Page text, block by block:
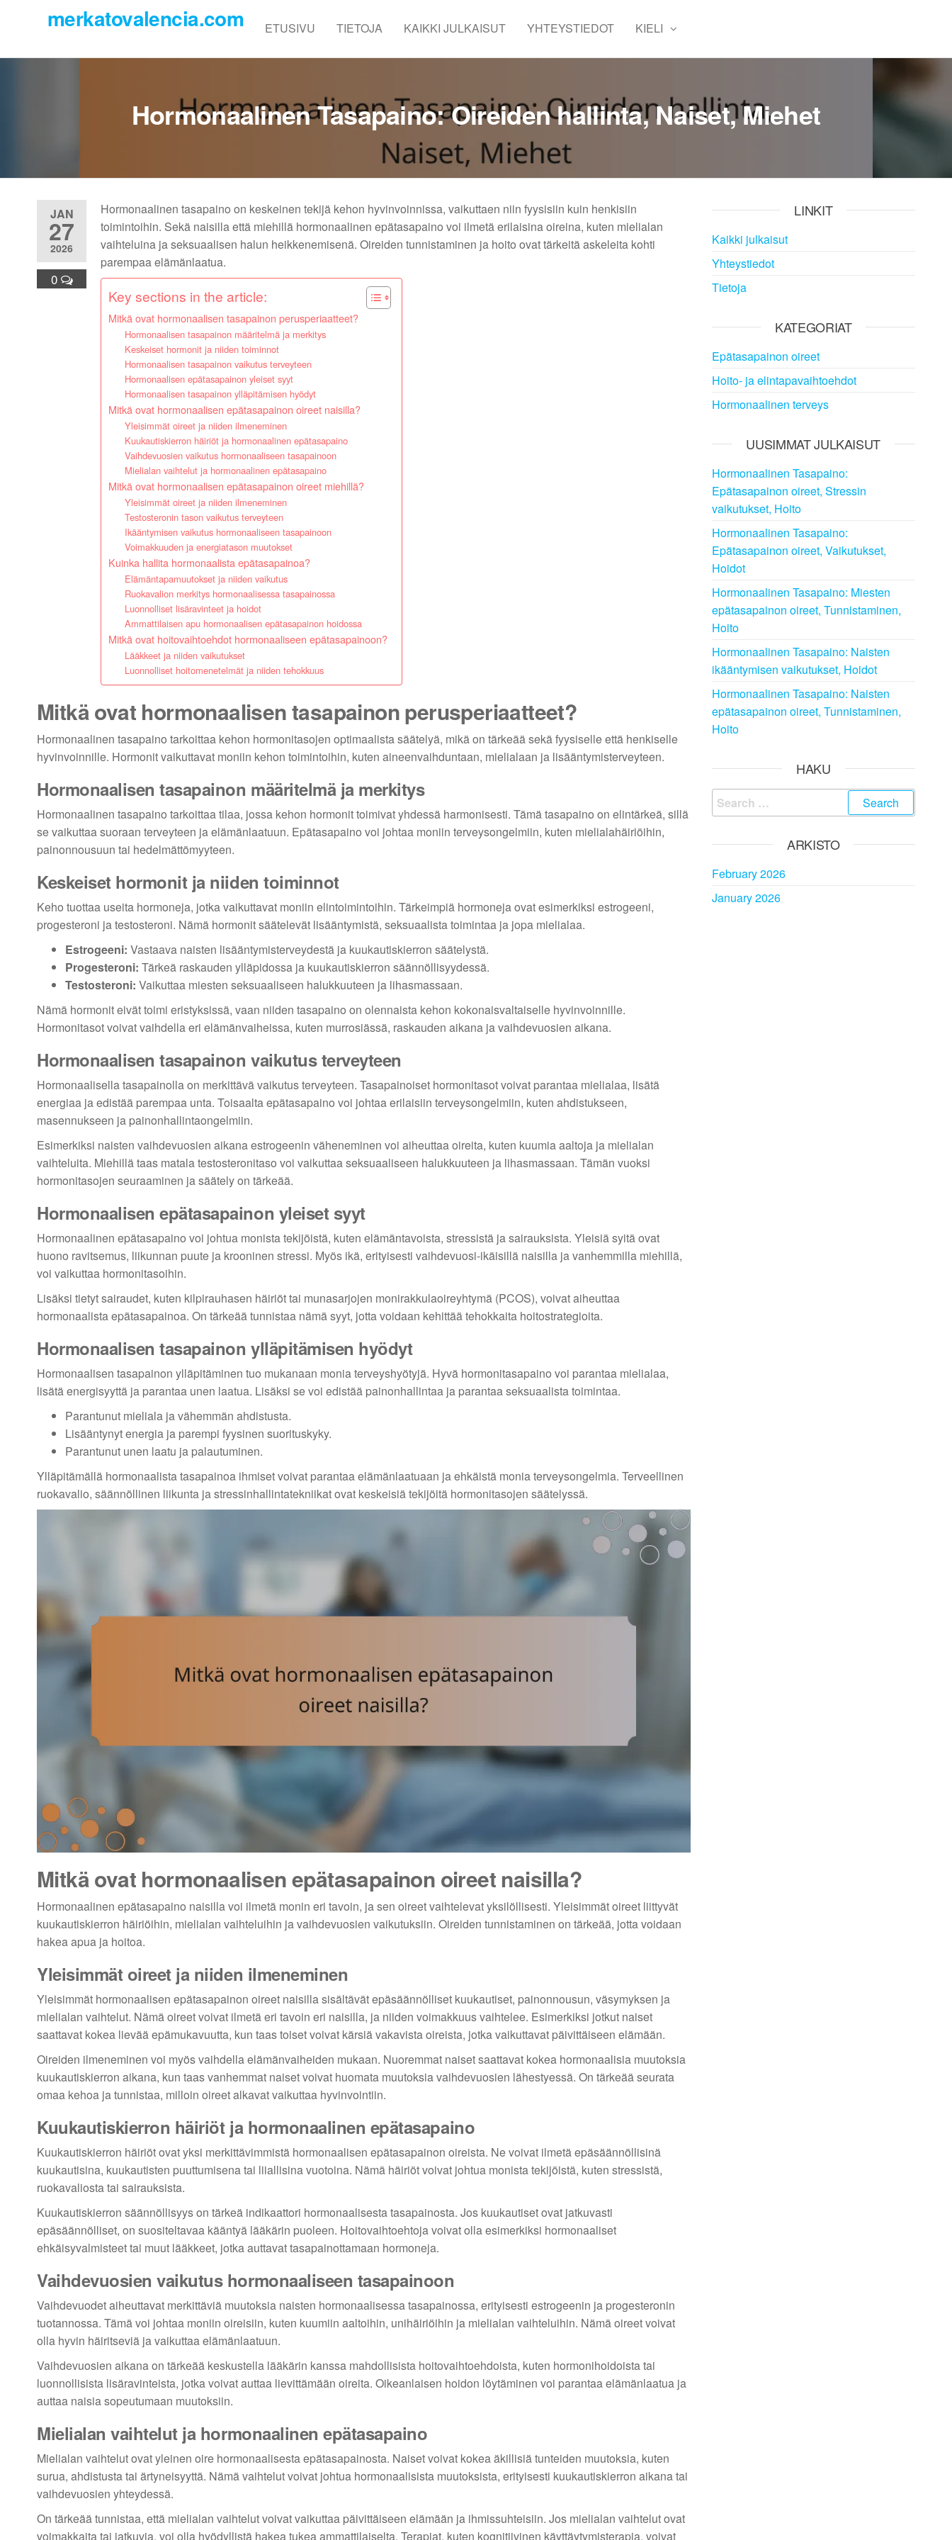
content
merkatovalencia.com ETUSIVU TIETOJA KAIKKI JULKAISUT YHTEYSTIEDOT KIELI
Hormonaalinen Tasapaino: Oireiden hallinta, Naiset, Miehet
JAN
27
2026
0
Hormonaalinen tasapaino on keskeinen tekijä kehon hyvinvoinnissa, vaikuttaen niin fyysisiin kuin henkisiin
toimintoihin. Sekä naisilla että miehillä hormonaalinen epätasapaino voi ilmetä erilaisina oireina, kuten mielialan
vaihteluina ja seksuaalisen halun heikkenemisenä. Oireiden tunnistaminen ja hoito ovat tärkeitä askeleita kohti
parempaa elämänlaatua.
Key sections in the article:
Mitkä ovat hormonaalisen tasapainon perusperiaatteet?
Hormonaalisen tasapainon määritelmä ja merkitys
Keskeiset hormonit ja niiden toiminnot
Hormonaalisen tasapainon vaikutus terveyteen
Hormonaalisen epätasapainon yleiset syyt
Hormonaalisen tasapainon ylläpitämisen hyödyt
Mitkä ovat hormonaalisen epätasapainon oireet naisilla?
Yleisimmät oireet ja niiden ilmeneminen
Kuukautiskierron häiriöt ja hormonaalinen epätasapaino
Vaihdevuosien vaikutus hormonaaliseen tasapainoon
Mielialan vaihtelut ja hormonaalinen epätasapaino
Mitkä ovat hormonaalisen epätasapainon oireet miehillä?
Yleisimmät oireet ja niiden ilmeneminen
Testosteronin tason vaikutus terveyteen
Ikääntymisen vaikutus hormonaaliseen tasapainoon
Voimakkuuden ja energiatason muutokset
Kuinka hallita hormonaalista epätasapainoa?
Elämäntapamuutokset ja niiden vaikutus
Ruokavalion merkitys hormonaalisessa tasapainossa
Luonnolliset lisäravinteet ja hoidot
Ammattilaisen apu hormonaalisen epätasapainon hoidossa
Mitkä ovat hoitovaihtoehdot hormonaaliseen epätasapainoon?
Lääkkeet ja niiden vaikutukset
Luonnolliset hoitomenetelmät ja niiden tehokkuus
Mitkä ovat hormonaalisen tasapainon perusperiaatteet?
Hormonaalinen tasapaino tarkoittaa kehon hormonitasojen optimaalista säätelyä, mikä on tärkeää sekä fyysiselle että henkiselle
hyvinvoinnille. Hormonit vaikuttavat moniin kehon toimintoihin, kuten aineenvaihduntaan, mielialaan ja lisääntymisterveyteen.
Hormonaalisen tasapainon määritelmä ja merkitys
Hormonaalinen tasapaino tarkoittaa tilaa, jossa kehon hormonit toimivat yhdessä harmonisesti. Tämä tasapaino on elintärkeä, sillä
se vaikuttaa suoraan terveyteen ja elämänlaatuun. Epätasapaino voi johtaa moniin terveysongelmiin, kuten mielialahäiriöihin,
painonnousuun tai hedelmättömyyteen.
Keskeiset hormonit ja niiden toiminnot
Keho tuottaa useita hormoneja, jotka vaikuttavat moniin elintoimintoihin. Tärkeimpiä hormoneja ovat esimerkiksi estrogeeni,
progesteroni ja testosteroni. Nämä hormonit säätelevät lisääntymistä, seksuaalista toimintaa ja jopa mielialaa.
Estrogeeni: Vastaava naisten lisääntymisterveydestä ja kuukautiskierron säätelystä.
Progesteroni: Tärkeä raskauden ylläpidossa ja kuukautiskierron säännöllisyydessä.
Testosteroni: Vaikuttaa miesten seksuaaliseen halukkuuteen ja lihasmassaan.
Nämä hormonit eivät toimi eristyksissä, vaan niiden tasapaino on olennaista kehon kokonaisvaltaiselle hyvinvoinnille.
Hormonitasot voivat vaihdella eri elämänvaiheissa, kuten murrosiässä, raskauden aikana ja vaihdevuosien aikana.
Hormonaalisen tasapainon vaikutus terveyteen
Hormonaalisella tasapainolla on merkittävä vaikutus terveyteen. Tasapainoiset hormonitasot voivat parantaa mielialaa, lisätä
energiaa ja edistää parempaa unta. Toisaalta epätasapaino voi johtaa erilaisiin terveysongelmiin, kuten ahdistukseen,
masennukseen ja painonhallintaongelmiin.
Esimerkiksi naisten vaihdevuosien aikana estrogeenin väheneminen voi aiheuttaa oireita, kuten kuumia aaltoja ja mielialan
vaihteluita. Miehillä taas matala testosteronitaso voi vaikuttaa seksuaaliseen halukkuuteen ja lihasmassaan. Tämän vuoksi
hormonitasojen seuraaminen ja säätely on tärkeää.
Hormonaalisen epätasapainon yleiset syyt
Hormonaalinen epätasapaino voi johtua monista tekijöistä, kuten elämäntavoista, stressistä ja sairauksista. Yleisiä syitä ovat
huono ravitsemus, liikunnan puute ja krooninen stressi. Myös ikä, erityisesti vaihdevuosi-ikäisillä naisilla ja vanhemmilla miehillä,
voi vaikuttaa hormonitasoihin.
Lisäksi tietyt sairaudet, kuten kilpirauhasen häiriöt tai munasarjojen monirakkulaoireyhtymä (PCOS), voivat aiheuttaa
hormonaalista epätasapainoa. On tärkeää tunnistaa nämä syyt, jotta voidaan kehittää tehokkaita hoitostrategioita.
Hormonaalisen tasapainon ylläpitämisen hyödyt
Hormonaalisen tasapainon ylläpitäminen tuo mukanaan monia terveyshyötyjä. Hyvä hormonitasapaino voi parantaa mielialaa,
lisätä energisyyttä ja parantaa unen laatua. Lisäksi se voi edistää painonhallintaa ja parantaa seksuaalista toimintaa.
Parantunut mieliala ja vähemmän ahdistusta.
Lisääntynyt energia ja parempi fyysinen suorituskyky.
Parantunut unen laatu ja palautuminen.
Ylläpitämällä hormonaalista tasapainoa ihmiset voivat parantaa elämänlaatuaan ja ehkäistä monia terveysongelmia. Terveellinen
ruokavalio, säännöllinen liikunta ja stressinhallintatekniikat ovat keskeisiä tekijöitä hormonitasojen säätelyssä.
Mitkä ovat hormonaalisen epätasapainon oireet naisilla?
Hormonaalinen epätasapaino naisilla voi ilmetä monin eri tavoin, ja sen oireet vaihtelevat yksilöllisesti. Yleisimmät oireet liittyvät
kuukautiskierron häiriöihin, mielialan vaihteluihin ja vaihdevuosien vaikutuksiin. Oireiden tunnistaminen on tärkeää, jotta voidaan
hakea apua ja hoitoa.
Yleisimmät oireet ja niiden ilmeneminen
Yleisimmät hormonaalisen epätasapainon oireet naisilla sisältävät epäsäännölliset kuukautiset, painonnousun, väsymyksen ja
mielialan vaihtelut. Nämä oireet voivat ilmetä eri tavoin eri naisilla, ja niiden voimakkuus vaihtelee. Esimerkiksi jotkut naiset
saattavat kokea lievää epämukavuutta, kun taas toiset voivat kärsiä vakavista oireista, jotka vaikuttavat päivittäiseen elämään.
Oireiden ilmeneminen voi myös vaihdella elämänvaiheiden mukaan. Nuoremmat naiset saattavat kokea hormonaalisia muutoksia
kuukautiskierron aikana, kun taas vanhemmat naiset voivat huomata muutoksia vaihdevuosien lähestyessä. On tärkeää seurata
omaa kehoa ja tunnistaa, milloin oireet alkavat vaikuttaa hyvinvointiin.
Kuukautiskierron häiriöt ja hormonaalinen epätasapaino
Kuukautiskierron häiriöt ovat yksi merkittävimmistä hormonaalisen epätasapainon oireista. Ne voivat ilmetä epäsäännöllisinä
kuukautisina, kuukautisten puuttumisena tai liiallisina vuotoina. Nämä häiriöt voivat johtua monista tekijöistä, kuten stressistä,
ruokavaliosta tai sairauksista.
Kuukautiskierron säännöllisyys on tärkeä indikaattori hormonaalisesta tasapainosta. Jos kuukautiset ovat jatkuvasti
epäsäännölliset, on suositeltavaa kääntyä lääkärin puoleen. Hoitovaihtoehtoja voivat olla esimerkiksi hormonaaliset
ehkäisyvalmisteet tai muut lääkkeet, jotka auttavat tasapainottamaan hormoneja.
Vaihdevuosien vaikutus hormonaaliseen tasapainoon
Vaihdevuodet aiheuttavat merkittäviä muutoksia naisten hormonaalisessa tasapainossa, erityisesti estrogeenin ja progesteronin
tuotannossa. Tämä voi johtaa moniin oireisiin, kuten kuumiin aaltoihin, unihäiriöihin ja mielialan vaihteluihin. Nämä oireet voivat
olla hyvin häiritseviä ja vaikuttaa elämänlaatuun.
Vaihdevuosien aikana on tärkeää keskustella lääkärin kanssa mahdollisista hoitovaihtoehdoista, kuten hormonihoidoista tai
luonnollisista lisäravinteista, jotka voivat auttaa lievittämään oireita. Oikeanlaisen hoidon löytäminen voi parantaa elämänlaatua ja
auttaa naisia sopeutumaan muutoksiin.
Mielialan vaihtelut ja hormonaalinen epätasapaino
Mielialan vaihtelut ovat yleinen oire hormonaalisesta epätasapainosta. Naiset voivat kokea äkillisiä tunteiden muutoksia, kuten
surua, ahdistusta tai ärtyneisyyttä. Nämä vaihtelut voivat johtua hormonaalisista muutoksista, erityisesti kuukautiskierron aikana tai
vaihdevuosien yhteydessä.
On tärkeää tunnistaa, että mielialan vaihtelut voivat vaikuttaa päivittäiseen elämään ja ihmissuhteisiin. Jos mielialan vaihtelut ovat
voimakkaita tai jatkuvia, voi olla hyödyllistä hakea tukea ammattilaiselta. Terapiat, kuten kognitiivinen käyttäytymisterapia, voivat
LINKIT
Kaikki julkaisut
Yhteystiedot
Tietoja
KATEGORIAT
Epätasapainon oireet
Hoito- ja elintapavaihtoehdot
Hormonaalinen terveys
UUSIMMAT JULKAISUT
Hormonaalinen Tasapaino:
Epätasapainon oireet, Stressin
vaikutukset, Hoito
Hormonaalinen Tasapaino:
Epätasapainon oireet, Vaikutukset,
Hoidot
Hormonaalinen Tasapaino: Miesten
epätasapainon oireet, Tunnistaminen,
Hoito
Hormonaalinen Tasapaino: Naisten
ikääntymisen vaikutukset, Hoidot
Hormonaalinen Tasapaino: Naisten
epätasapainon oireet, Tunnistaminen,
Hoito
HAKU
Search
for:
ARKISTO
February 2026
January 2026